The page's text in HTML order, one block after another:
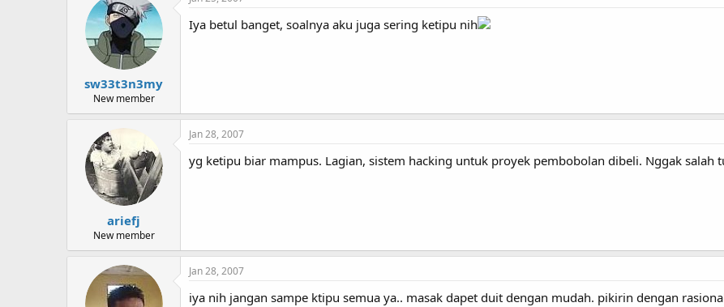
sw33t3n3my
New member
Iya betul banget, soalnya aku juga sering ketipu nih
ariefj
New member
Jan 28, 2007
yg ketipu biar mampus. Lagian, sistem hacking untuk proyek pembobolan dibeli. Nggak salah
Jan 28, 2007
iya nih jangan sampe ktipu semua ya.. masak dapet duit dengan mudah. pikirin dengan